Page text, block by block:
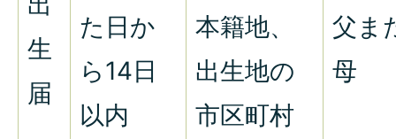
生
届
た日か
ら14日
以内
本籍地、
出生地の
市区町村
父ま
母